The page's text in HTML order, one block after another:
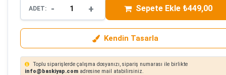
ADET: - + Sepete Ekle ₺449,00
Kendin Tasarla
Toplu siparişlerde çalışma dosyanızı, sipariş numarası ile birlikte
info@baskiyap.com adresine mail atabilirsiniz.